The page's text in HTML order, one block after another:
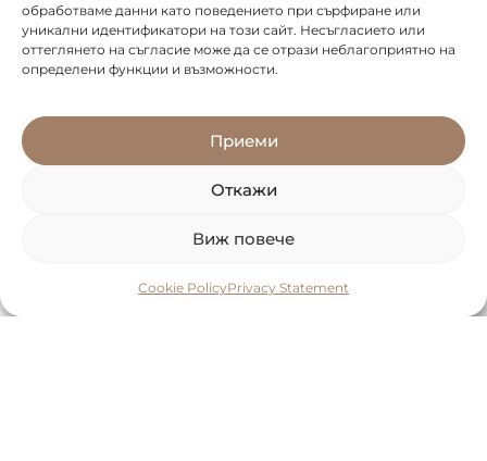
обработваме данни като поведението при сърфиране или
уникални идентификатори на този сайт. Несъгласието или
оттеглянето на съгласие може да се отрази неблагоприятно на
определени функции и възможности.
Приеми
Откажи
Виж повече
Cookie PolicyPrivacy Statement